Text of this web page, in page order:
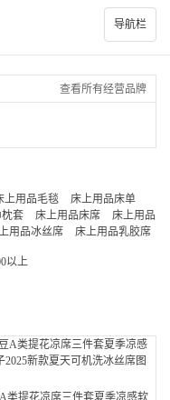
导航栏
查看所有经营品牌
上用品毛毯
床上用品床单
套 床上用品床席
床上用品
用品冰丝席 床上用品乳胶席
以上
类提花凉席三件套夏季凉感软